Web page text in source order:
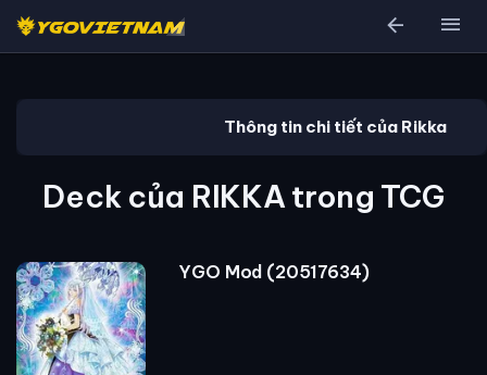
arrow_back menu
Thông tin chi tiết của Rikka
Deck của RIKKA trong TCG
YGO Mod (20517634)